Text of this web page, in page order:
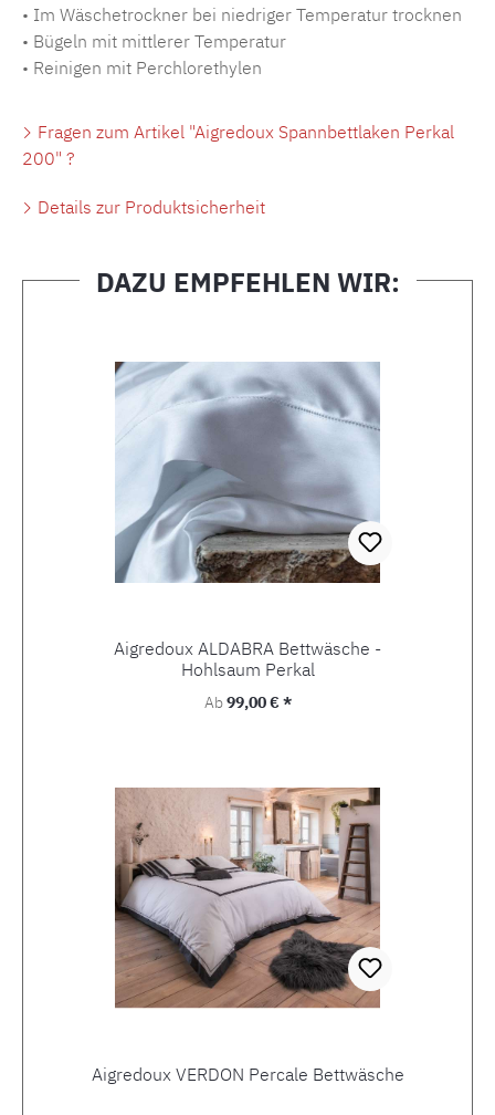
• Im Wäschetrockner bei niedriger Temperatur trocknen
• Bügeln mit mittlerer Temperatur
• Reinigen mit Perchlorethylen
Fragen zum Artikel "Aigredoux Spannbettlaken Perkal
200" ?
Details zur Produktsicherheit
DAZU EMPFEHLEN WIR:
Aigredoux ALDABRA Bettwäsche -
Hohlsaum Perkal
Regulärer Preis:
Ab99,00 € *
Aigredoux VERDON Percale Bettwäsche